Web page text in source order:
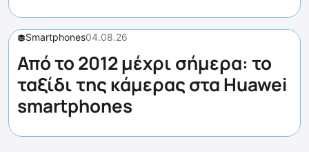
Smartphones04.08.26
Από το 2012 μέχρι σήμερα: το
ταξίδι της κάμερας στα Huawei
smartphones